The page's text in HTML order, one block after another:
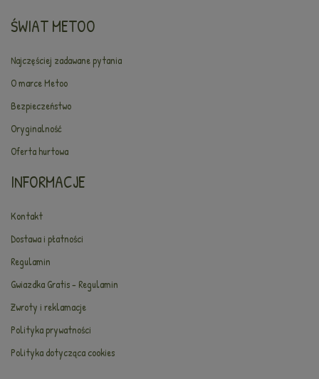
ŚWIAT METOO
Najczęściej zadawane pytania
O marce Metoo
Bezpieczeństwo
Oryginalność
Oferta hurtowa
INFORMACJE
Kontakt
Dostawa i płatności
Regulamin
Gwiazdka Gratis - Regulamin
Zwroty i reklamacje
Polityka prywatności
Polityka dotycząca cookies